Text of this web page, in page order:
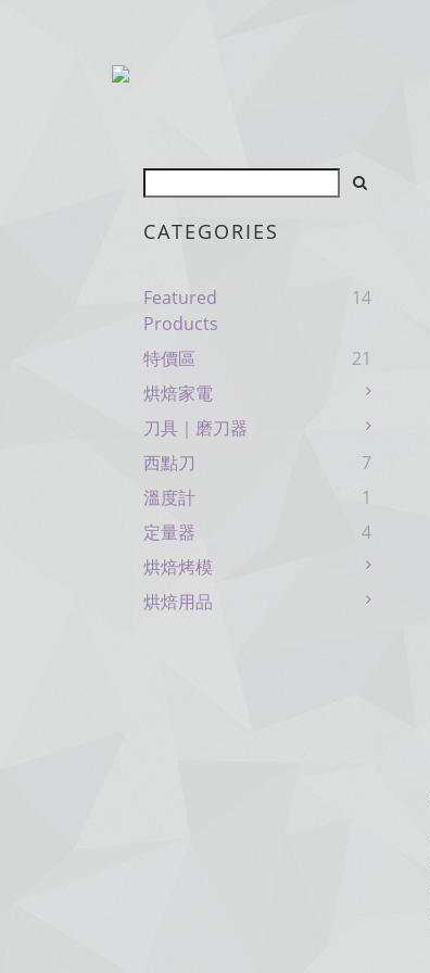
CATEGORIES
Featured
Products
14
特價區
21
烘焙家電
刀具｜磨刀器
西點刀
7
溫度計
1
定量器
4
烘焙烤模
烘焙用品